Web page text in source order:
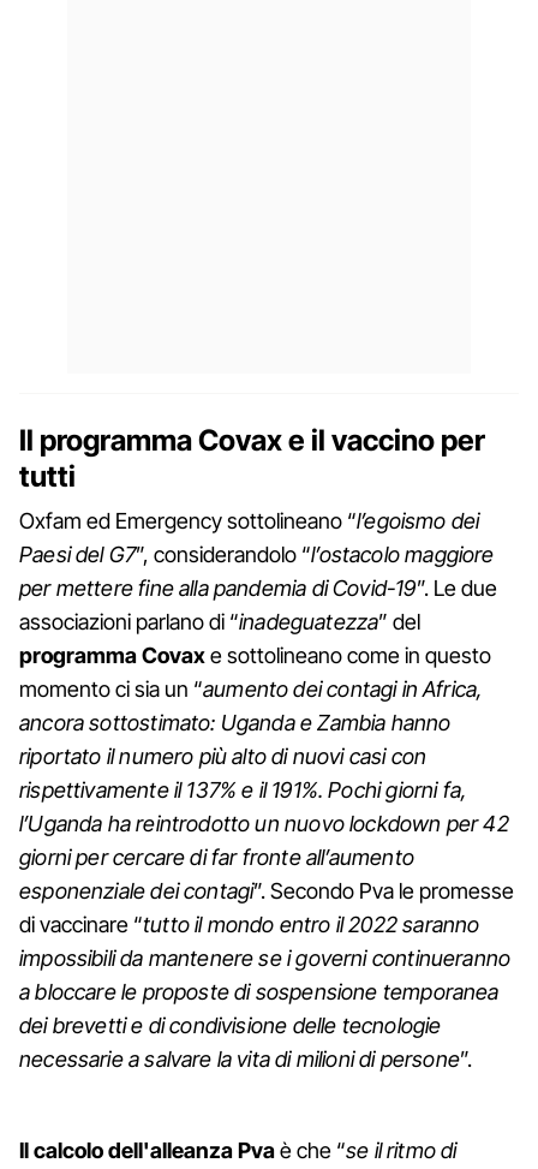
Il programma Covax e il vaccino per
tutti
Oxfam ed Emergency sottolineano “l’egoismo dei
Paesi del G7”, considerandolo “l’ostacolo maggiore
per mettere fine alla pandemia di Covid-19”. Le due
associazioni parlano di “inadeguatezza” del
programma Covaxe sottolineano come in questo
momento ci sia un “aumento dei contagi in Africa,
ancora sottostimato: Uganda e Zambia hanno
riportato il numero più alto di nuovi casi con
rispettivamente il 137% e il 191%. Pochi giorni fa,
l’Uganda ha reintrodotto un nuovo lockdown per 42
giorni per cercare di far fronte all’aumento
esponenziale dei contagi”. Secondo Pva le promesse
di vaccinare “tutto il mondo entro il 2022 saranno
impossibili da mantenere se i governi continueranno
a bloccare le proposte di sospensione temporanea
dei brevetti e di condivisione delle tecnologie
necessarie a salvare la vita di milioni di persone”.
Il calcolo dell'alleanza Pvaè che “se il ritmo di